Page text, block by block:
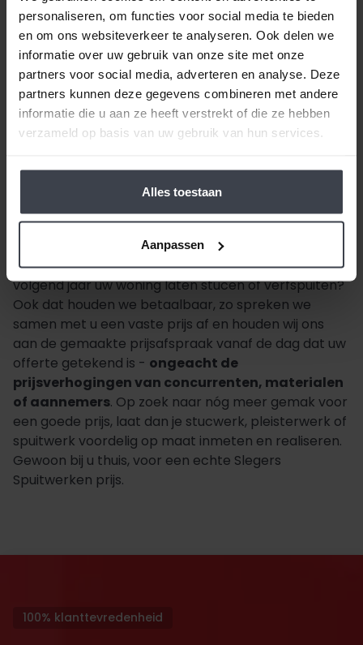
personaliseren, om functies voor social media te bieden
en om ons websiteverkeer te analyseren. Ook delen we
informatie over uw gebruik van onze site met onze
partners voor social media, adverteren en analyse. Deze
partners kunnen deze gegevens combineren met andere
informatie die u aan ze heeft verstrekt of die ze hebben
verzameld op basis van uw gebruik van hun services.
Alles toestaan
Aanpassen
- zondag: 10.00 uur - 17.00 uur.
Contactgegevens Slegers
Spuitwerken
De Dintel 8, 5684 PS, Best
+31 040 309 81 01
info@slegers-spuitwerken.nl
Beste klant, wanneer alles duurder wordt,houden
Daarom zijn al onze extra
services gratis of goed betaalbaar. Wilt u pas
volgend jaar uw woning laten stucen of verfspuiten?
Ook dat houden we betaalbaar, zo spreken we
samen met u een vaste prijs af en houden wij ons
aan de gemaakte prijsafspraak vanaf de dag dat uw
offerte getekend is - ongeacht de
prijsverhogingen van concurrenten, materialen
of aannemers. Op zoek naar nóg meer gemak voor
een goede prijs, laat dan je stucwerk, pleisterwerk of
spuitwerk voordelig op maat inmeten en realiseren.
Gewoon bij u thuis, voor een echte Slegers
Spuitwerken prijs.
100% klanttevredenheid